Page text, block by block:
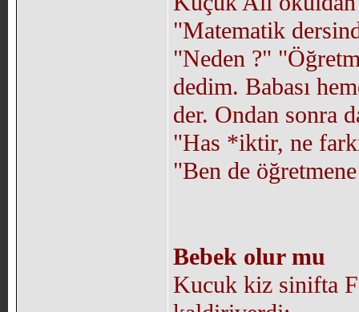
"Matematik
"Neden ?"
dedim. Babası
der. Ondan sonra
"Has *iktir, ne
"Ben de
Bebek olur mu
Kucuk kiz sinifta